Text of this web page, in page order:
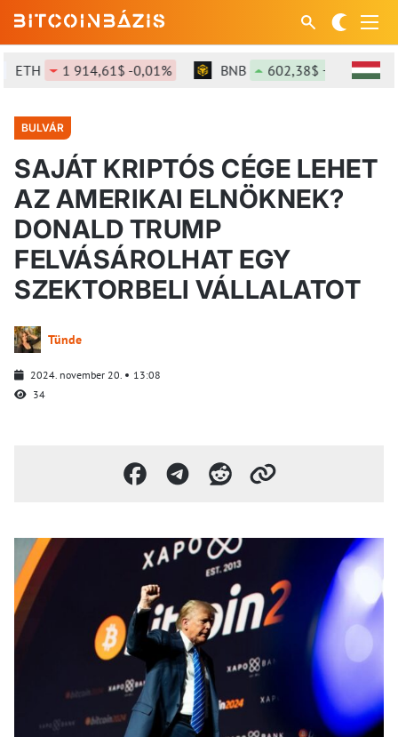
1 914,61$ -0,01% BNB 602,38$ +0,21%
BULVÁR
SAJÁT KRIPTÓS CÉGE LEHET
AZ AMERIKAI ELNÖKNEK?
DONALD TRUMP
FELVÁSÁROLHAT EGY
SZEKTORBELI VÁLLALATOT
Tünde
2024. november 20.
13:08
34